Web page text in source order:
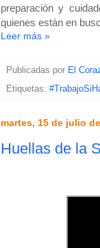
preparación y
quienes están en
Leer más »
Publicadas por El
Etiquetas:
martes, 15 de julio
Huellas de la